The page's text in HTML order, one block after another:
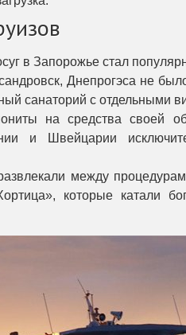
в Запорожье стал
Днепрогэса не
санаторий с отдельными
на средства своей
и Швейцарии
между
которые катали